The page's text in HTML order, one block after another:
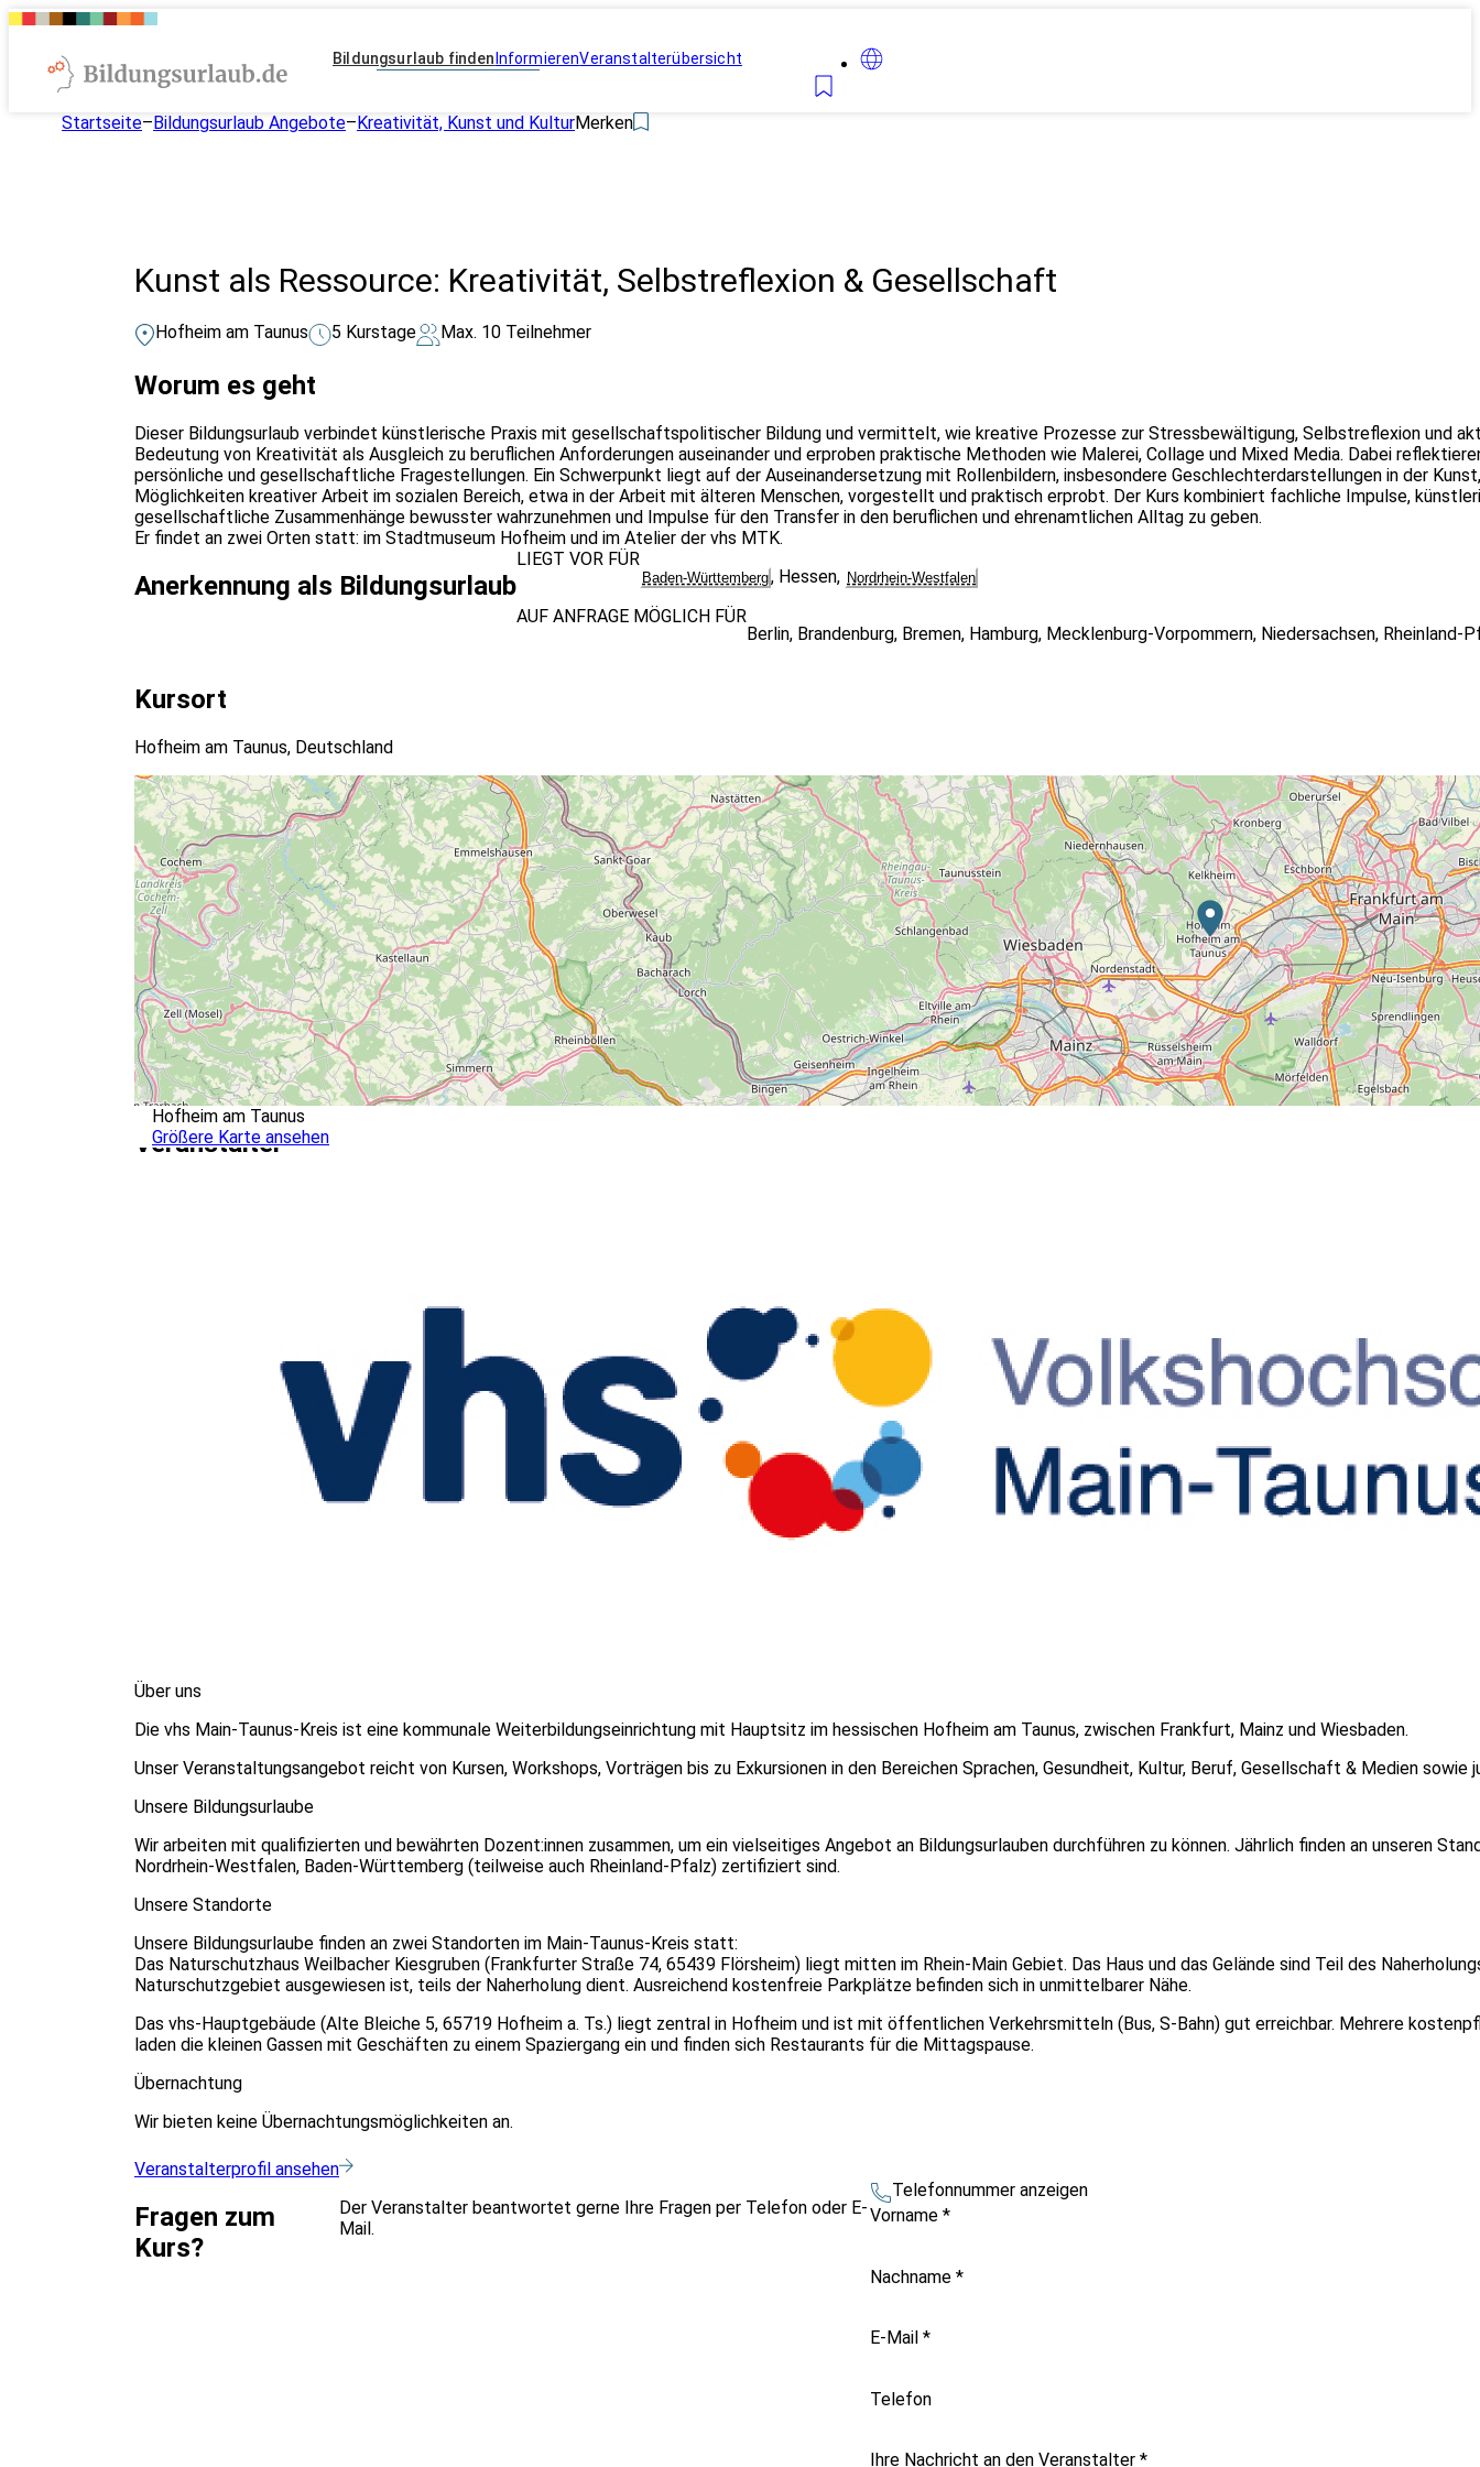
Bildungsurlaub finden InformierenVeranstalterübersicht
Startseite–Bildungsurlaub Angebote–Kreativität, Kunst und KulturMerken
Kunst als Ressource: Kreativität, Selbstreflexion & Gesellschaft
Hofheim am Taunus 5 Kurstage Max. 10 Teilnehmer
Worum es geht
Dieser Bildungsurlaub verbindet künstlerische Praxis mit gesellschaftspolitischer Bildung und vermittelt, wie kreative Prozesse zur Stressbewältigung, Selbstreflexion und
Bedeutung von Kreativität als Ausgleich zu beruflichen Anforderungen auseinander und erproben praktische Methoden wie Malerei, Collage und Mixed Media. Dabei
persönliche und gesellschaftliche Fragestellungen. Ein Schwerpunkt liegt auf der Auseinandersetzung mit Rollenbildern, insbesondere Geschlechterdarstellungen in der
Möglichkeiten kreativer Arbeit im sozialen Bereich, etwa in der Arbeit mit älteren Menschen, vorgestellt und praktisch erprobt. Der Kurs kombiniert fachliche Impulse,
gesellschaftliche Zusammenhänge bewusster wahrzunehmen und Impulse für den Transfer in den beruflichen und ehrenamtlichen Alltag zu geben.
Er findet an zwei Orten statt: im Stadtmuseum Hofheim und im Atelier der vhs MTK.
Anerkennung als Bildungsurlaub
LIEGT VOR FÜR
Baden-Württemberg, Hessen, Nordrhein-Westfalen
AUF ANFRAGE MÖGLICH FÜR
Berlin, Brandenburg, Bremen, Hamburg, Mecklenburg-Vorpommern, Niedersachsen, Rheinland-
Kursort
Hofheim am Taunus, Deutschland
Hofheim am Taunus
Größere Karte ansehen
Veranstalter
Über uns
Die vhs Main-Taunus-Kreis ist eine kommunale Weiterbildungseinrichtung mit Hauptsitz im hessischen Hofheim am Taunus, zwischen Frankfurt, Mainz und Wiesbaden.
Unser Veranstaltungsangebot reicht von Kursen, Workshops, Vorträgen bis zu Exkursionen in den Bereichen Sprachen, Gesundheit, Kultur, Beruf, Gesellschaft & Medien sowie
Unsere Bildungsurlaube
Wir arbeiten mit qualifizierten und bewährten Dozent:innen zusammen, um ein vielseitiges Angebot an Bildungsurlauben durchführen zu können. Jährlich finden an unseren
Nordrhein-Westfalen, Baden-Württemberg (teilweise auch Rheinland-Pfalz) zertifiziert sind.
Unsere Standorte
Unsere Bildungsurlaube finden an zwei Standorten im Main-Taunus-Kreis statt:
Das Naturschutzhaus Weilbacher Kiesgruben (Frankfurter Straße 74, 65439 Flörsheim) liegt mitten im Rhein-Main Gebiet. Das Haus und das Gelände sind Teil des
Naturschutzgebiet ausgewiesen ist, teils der Naherholung dient. Ausreichend kostenfreie Parkplätze befinden sich in unmittelbarer Nähe.
Das vhs-Hauptgebäude (Alte Bleiche 5, 65719 Hofheim a. Ts.) liegt zentral in Hofheim und ist mit öffentlichen Verkehrsmitteln (Bus, S-Bahn) gut erreichbar. Mehrere
laden die kleinen Gassen mit Geschäften zu einem Spaziergang ein und finden sich Restaurants für die Mittagspause.
Übernachtung
Wir bieten keine Übernachtungsmöglichkeiten an.
Veranstalterprofil ansehen
Fragen zum
Kurs?
Der Veranstalter beantwortet gerne Ihre Fragen per Telefon oder E-
Mail.
Telefonnummer anzeigen
Vorname *
Nachname *
E-Mail *
Telefon
Ihre Nachricht an den Veranstalter *